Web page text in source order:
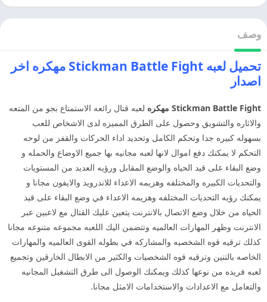
وصف
تحميل لعبه Stickman Battle Fight مهكره اخر
اصدار
Stickman Battle Fight مهكره
لعبه قتال رائعه الاستمتاع بجو من المتعه
والاثاره والتشويق وحصول على الطرق المميزه لدى الاشخاص للعب
بسهوله كبيره جدا وتحكم الكامل وتحديد اداء الحركات والقفز من لوحه
التحكم لا يمكنك دفع اموال لانها لعبه مجانيه بها جميع الاوضاع والحمله و
وضع البقاء على قيد الحياه والوضع المقابل ورؤيه العديد من المستويات
والتحديات الكبيره والمختلفه وهزيمه الاعداء للاندرويد والايفون مجانا و
يمكنك رؤيه التحديات المختلفه وهزيمه الاعداء في وضع البقاء على قيد
الحياه من خلال وضع الاتصال بالانترنت يتعين عليك القتال مع لاعبين عبر
الانترنت وظهر المهارات العالميه وتتضمن اليك اللعبه مجموعه متنوعه مجانا
كذلك ترقيه قوه الشخصيه والمشاركه في بطوله القوى العالميه والمهارات
الخاصه بالتنين وترقيه قوه الشخصيات والكثير من الابطال الخارقين وتجميع
لعبه فريده من نوعها كذلك ويمكنك الوصول الى طرق التشغيل المجانيه
والتعامل مع الاعدادات والاستخدامات الامثل مجانا.